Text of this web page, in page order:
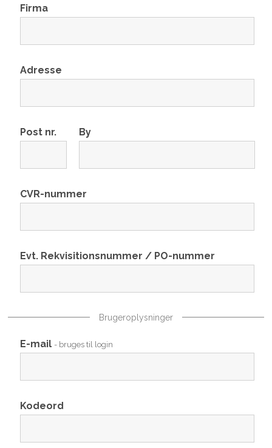
Firma
Adresse
Post nr. By
CVR-nummer
Evt. Rekvisitionsnummer / PO-nummer
Brugeroplysninger
E-mail - bruges til login
Kodeord